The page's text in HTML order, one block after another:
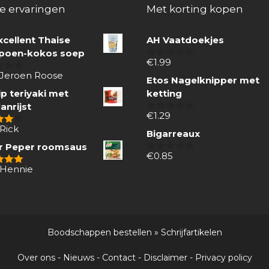
ervaringen
Thaise
kokos soep
Roose
teriyaki met
Peper roomsaus
5
Met korting kopen
AH Vaatdoekjes
0
5
€1.99
Etos Nagelknipper met
ketting
0
5
€1.29
Bigarreaux
0
€0.85
Boodschappen bestellen » Schrijfartikelen
Over ons- Nieuws- Contact- Disclaimer- Privacy policy